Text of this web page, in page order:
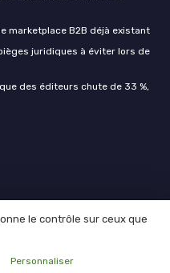
marketplace B2B déjà existant
juridiques à éviter lors de
des éditeurs chute de 33 %,
2026
le contrôle sur ceux que
Personnaliser